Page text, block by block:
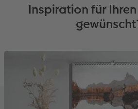
Inspiration für